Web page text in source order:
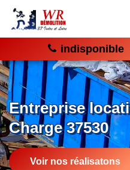
indisponible
Entreprise
Charge 37530
Voir nos réalisatons